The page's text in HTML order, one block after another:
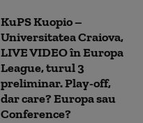
KuPS Kuopio –
Universitatea Craiova,
LIVE VIDEO în Europa
League, turul 3
preliminar. Play-off,
dar care? Europa sau
Conference?